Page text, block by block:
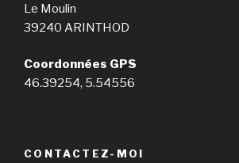
Le Moulin
39240 ARINTHOD
Coordonnées GPS
46.39254, 5.54556
CONTACTEZ-MOI